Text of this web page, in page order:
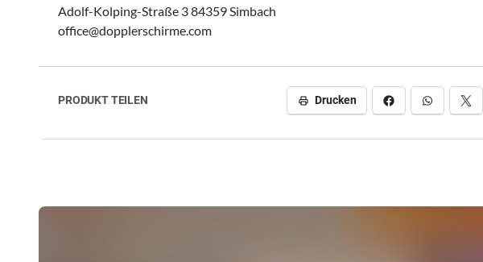
Adolf-Kolping-Straße 3 84359 Simbach
office@dopplerschirme.com
PRODUKT TEILEN Drucken